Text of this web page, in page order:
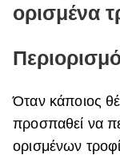
ορισμένα
Όταν κάποιος
προσπαθεί να
ορισμένων